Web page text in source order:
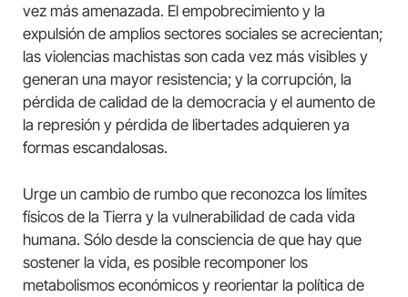
vez más amenazada. El empobrecimiento y la
expulsión de amplios sectores sociales se acrecientan;
las violencias machistas son cada vez más visibles y
generan una mayor resistencia; y la corrupción, la
pérdida de calidad de la democracia y el aumento de
la represión y pérdida de libertades adquieren ya
formas escandalosas.
Urge un cambio de rumbo que reconozca los límites
físicos de la Tierra y la vulnerabilidad de cada vida
humana. Sólo desde la consciencia de que hay que
sostener la vida, es posible recomponer los
metabolismos económicos y reorientar la política de